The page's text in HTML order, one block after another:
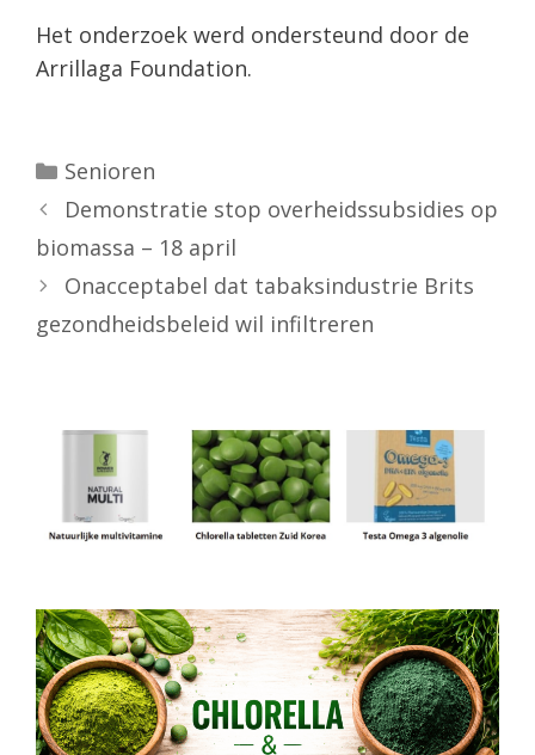
Het onderzoek werd ondersteund door de
Arrillaga Foundation.
Categorieën
Senioren
Demonstratie stop overheidssubsidies op
biomassa – 18 april
Onacceptabel dat tabaksindustrie Brits
gezondheidsbeleid wil infiltreren